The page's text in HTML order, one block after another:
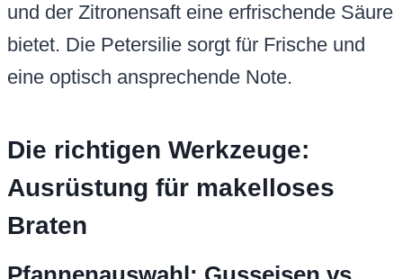
und der Zitronensaft eine erfrischende Säure
bietet. Die Petersilie sorgt für Frische und
eine optisch ansprechende Note.
Die richtigen Werkzeuge:
Ausrüstung für makelloses
Braten